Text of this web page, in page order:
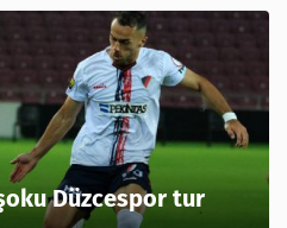
Düzcespor tur